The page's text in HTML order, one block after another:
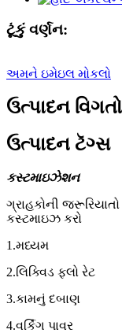
ટૂંકું વર્ણન:
અમને ઇમેઇલ મોકલો
ઉત્પાદન વિગતો
ઉત્પાદન ટૅગ્સ
કસ્ટમાઇઝેશન
ગ્રાહકોની
કસ્ટમાઇઝ કરો
1.મધ્યમ
2.લિક્વિડ ફ્લો રેટ
3.કામનું દબાણ
4.વર્કિંગ પાવર